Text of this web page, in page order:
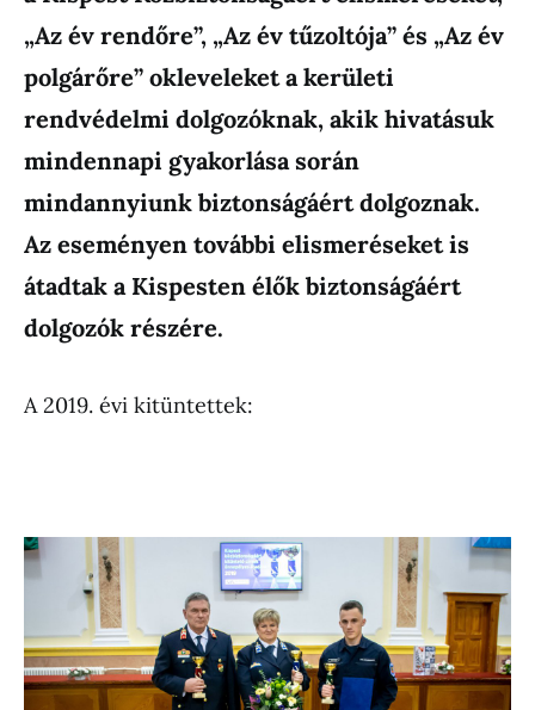
„Az év rendőre”, „Az év tűzoltója” és „Az év
polgárőre” okleveleket a kerületi
rendvédelmi dolgozóknak, akik hivatásuk
mindennapi gyakorlása során
mindannyiunk biztonságáért dolgoznak.
Az eseményen további elismeréseket is
átadtak a Kispesten élők biztonságáért
dolgozók részére.
A 2019. évi kitüntettek: